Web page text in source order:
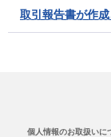
取引報告書が作
個人情報のお取扱いに